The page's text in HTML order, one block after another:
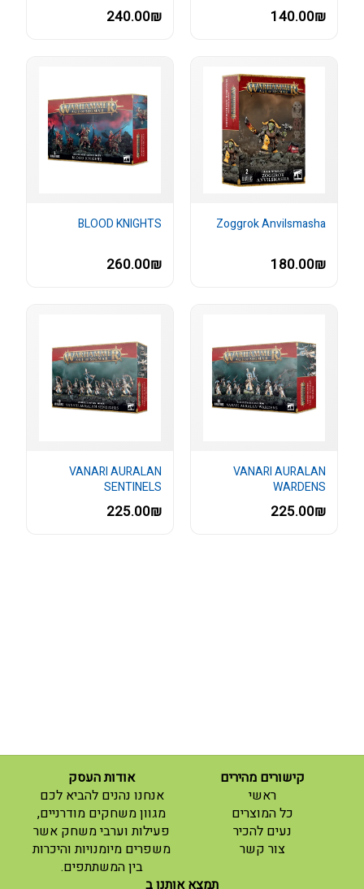
140.00₪
240.00₪
Zoggrok Anvilsmasha
180.00₪
BLOOD KNIGHTS
260.00₪
VANARI AURALAN
WARDENS
225.00₪
VANARI AURALAN
SENTINELS
225.00₪
קישורים מהירים
ראשי
(current)
כל המוצרים
נעים להכיר
צור קשר
(current)
אודות העסק
אנחנו נהנים להביא לכם
מגוון משחקים מודרניים,
פעילות וערבי משחק אשר
משפרים מיומנויות והיכרות
בין המשתתפים.
תמצא אותנו ב